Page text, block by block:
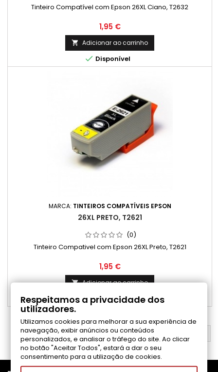
Tinteiro Compatível com Epson 26XL Ciano, T2632
Preço
1,95 €
 Adicionar ao carrinho
 Disponível
MARCA: TINTEIROS COMPATÍVEIS EPSON
26XL PRETO, T2621
(0)
Tinteiro Compativel com Epson 26XL Preto, T2621
Preço
1,95 €
 Adicionar ao carrinho
Disponível
VOLTAR AO TOPO
Respeitamos a privacidade dos
utilizadores.
Utilizamos cookies para melhorar a sua experiência de
navegação, exibir anúncios ou conteúdos
personalizados, e analisar o tráfego do site. Ao clicar
no botão "Aceitar Todos", estará a dar o seu
consentimento para a utilização de cookies.